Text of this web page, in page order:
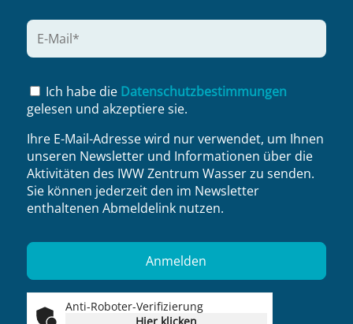
Ich habe die Datenschutzbestimmungen
gelesen und akzeptiere sie.
Ihre E-Mail-Adresse wird nur verwendet, um Ihnen
unseren Newsletter und Informationen über die
Aktivitäten des IWW Zentrum Wasser zu senden.
Sie können jederzeit den im Newsletter
enthaltenen Abmeldelink nutzen.
Anti-Roboter-Verifizierung